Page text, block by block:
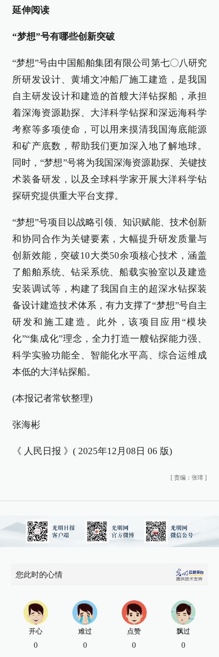
延伸阅读
“梦想”号有哪些创新突破
“梦想”号由中国船舶集团有限公司第七〇八研究
所研发设计、黄埔文冲船厂施工建造，是我国
自主研发设计和建造的首艘大洋钻探船，承担
着深海资源勘探、大洋科学钻探和深远海科学
考察等多项使命，可以用来摸清我国海底能源
和矿产底数，帮助我们更加深入地了解地球。
同时，“梦想”号将为我国深海资源勘探、关键技
术装备研发，以及全球科学家开展大洋科学钻
探研究提供重大平台支撑。
“梦想”号项目以战略引领、知识赋能、技术创新
和协同合作为关键要素，大幅提升研发质量与
创新效能，突破10大类50余项核心技术，涵盖
了船舶系统、钻采系统、船载实验室以及建造
安装调试等，构建了我国自主的超深水钻探装
备设计建造技术体系，有力支撑了“梦想”号自主
研发和施工建造。此外，该项目应用“模块
化”“集成化”理念，全力打造一艘钻探能力强、
科学实验功能全、智能化水平高、综合运维成
本低的大洋钻探船。
(本报记者常钦整理)
张海彬
《 人民日报 》( 2025年12月08日 06 版)
[ 责编：张璋 ]
您此时的心情
开心
0
难过
0
点赞
0
飘过
0